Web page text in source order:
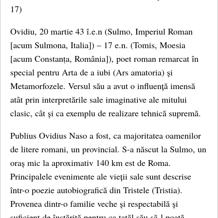
17)
Ovidiu, 20 martie 43 î.e.n (Sulmo, Imperiul Roman
[acum Sulmona, Italia]) – 17 e.n. (Tomis, Moesia
[acum Constanṭa, România]), poet roman remarcat în
special pentru Arta de a iubi (Ars amatoria) și
Metamorfozele. Versul său a avut o influență imensă
atât prin interpretările sale imaginative ale mitului
clasic, cât și ca exemplu de realizare tehnică supremă.
Publius Ovidius Naso a fost, ca majoritatea oamenilor
de litere romani, un provincial. S-a născut la Sulmo, un
oraș mic la aproximativ 140 km est de Roma.
Principalele evenimente ale vieții sale sunt descrise
într-o poezie autobiografică din Tristele (Tristia).
Provenea dintr-o familie veche și respectabilă și